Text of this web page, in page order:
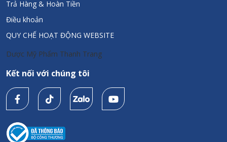
Trả Hàng & Hoàn Tiền
Điều khoản
QUY CHẾ HOẠT ĐỘNG WEBSITE
Dược Mỹ Phẩm Thanh Trang
Kết nối với chúng tôi